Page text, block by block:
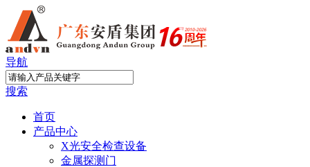
导航
搜索
首页
产品中心
X光安全检查设备
金属探测门